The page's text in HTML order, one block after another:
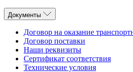
Документы
Договор на оказание
Договор поставки
Наши реквизиты
Сертификат соответствия
Технические условия